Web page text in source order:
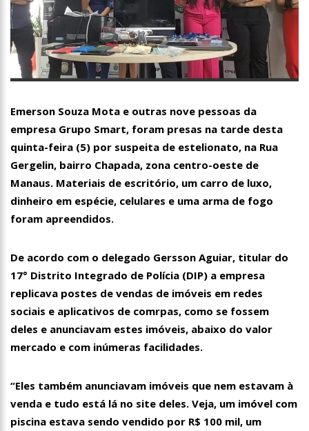
00:01 Jovem Guarda de Luto Morre em SP, aos 76 anos, Lilian
dupla Leno & Lilian
Emerson Souza Mota e outras nove pessoas da
empresa Grupo Smart, foram presas na tarde desta
quinta-feira (5) por suspeita de estelionato, na Rua
Gergelin, bairro Chapada, zona centro-oeste de
Manaus. Materiais de escritório, um carro de luxo,
dinheiro em espécie, celulares e uma arma de fogo
foram apreendidos.
De acordo com o delegado Gersson Aguiar, titular do
17° Distrito Integrado de Polícia (DIP) a empresa
replicava postes de vendas de imóveis em redes
sociais e aplicativos de comrpas, como se fossem
deles e anunciavam estes imóveis, abaixo do valor
mercado e com inúmeras facilidades.
“Eles também anunciavam imóveis que nem estavam à
venda e tudo está lá no site deles. Veja, um imóvel com
piscina estava sendo vendido por R$ 100 mil, um